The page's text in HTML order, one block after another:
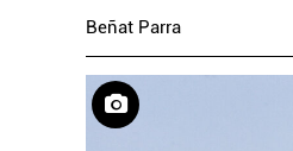
Beñat Parra